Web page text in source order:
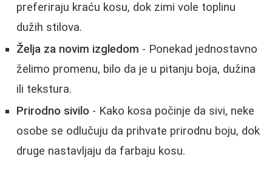
preferiraju kraću kosu, dok zimi vole toplinu
dužih stilova.
Želja za novim izgledom - Ponekad jednostavno
želimo promenu, bilo da je u pitanju boja, dužina
ili tekstura.
Prirodno sivilo - Kako kosa počinje da sivi, neke
osobe se odlučuju da prihvate prirodnu boju, dok
druge nastavljaju da farbaju kosu.